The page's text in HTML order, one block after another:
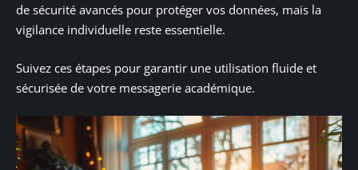
de sécurité avancés pour protéger vos données, mais la
vigilance individuelle reste essentielle.
Suivez ces étapes pour garantir une utilisation fluide et
sécurisée de votre messagerie académique.